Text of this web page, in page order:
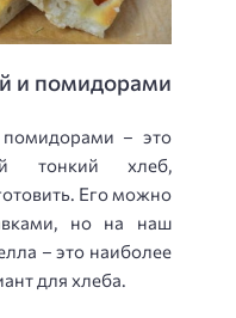
и помидорами
– это
тонкий хлеб,
Его можно
но на наш
– это наиболее
для хлеба.